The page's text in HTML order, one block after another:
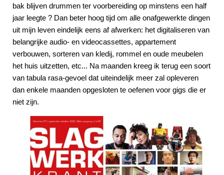
bak blijven drummen ter voorbereiding op minstens een half
jaar leegte ? Dan beter hoog tijd om alle onafgewerkte dingen
uit mijn leven eindelijk eens af afwerken: het digitaliseren van
belangrijke audio- en videocassettes, appartement
verbouwen, sorteren van kledij, rommel en oude meubelen
het huis uitzetten, etc... Na maanden kreeg ik terug een soort
van tabula rasa-gevoel dat uiteindelijk meer zal opleveren
dan enkele maanden opgesloten te oefenen voor gigs die er
niet zijn.